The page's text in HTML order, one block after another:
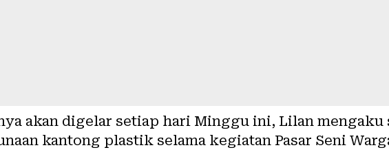
akan digelar setiap hari Minggu ini, Lilan mengaku
kantong plastik selama kegiatan Pasar Seni